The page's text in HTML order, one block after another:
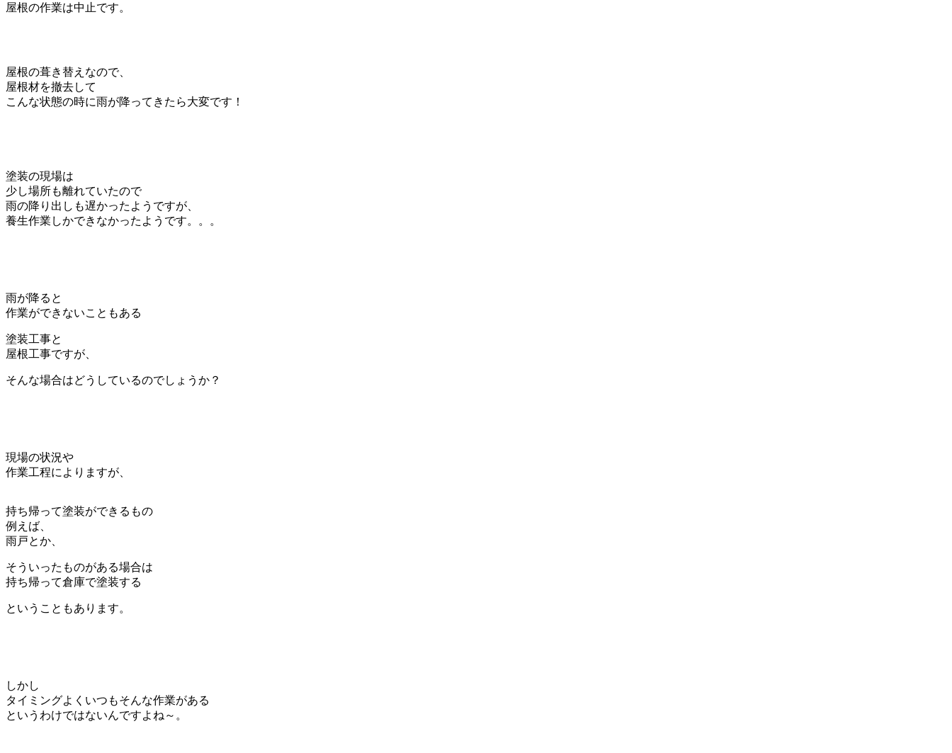
屋根の作業は中止です。
屋根の葺き替えなので、
屋根材を撤去して
こんな状態の時に雨が降ってきたら大変です！
塗装の現場は
少し場所も離れていたので
雨の降り出しも遅かったようですが、
養生作業しかできなかったようです。。。
雨が降ると
作業ができないこともある
塗装工事と
屋根工事ですが、
そんな場合はどうしているのでしょうか？
現場の状況や
作業工程によりますが、
持ち帰って塗装ができるもの
例えば、
雨戸とか、
そういったものがある場合は
持ち帰って倉庫で塗装する
ということもあります。
しかし
タイミングよくいつもそんな作業がある
というわけではないんですよね～。